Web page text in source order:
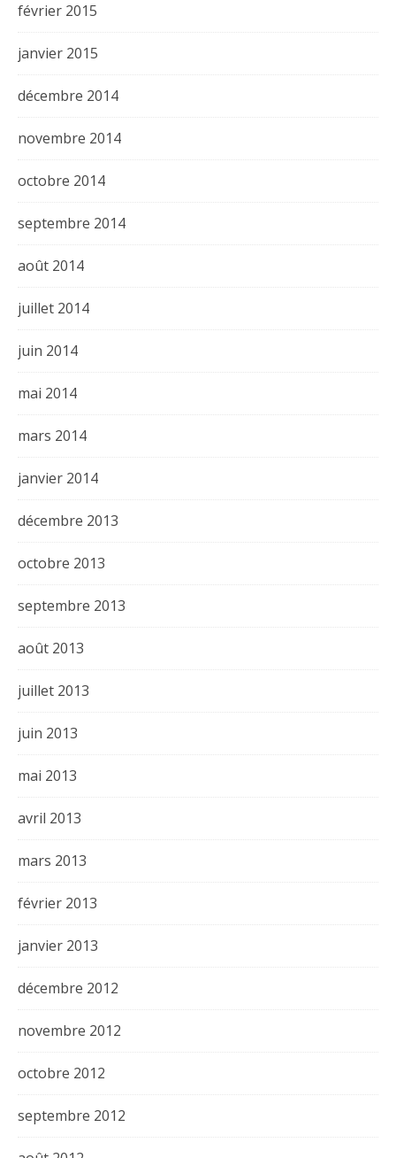
février 2015
janvier 2015
décembre 2014
novembre 2014
octobre 2014
septembre 2014
août 2014
juillet 2014
juin 2014
mai 2014
mars 2014
janvier 2014
décembre 2013
octobre 2013
septembre 2013
août 2013
juillet 2013
juin 2013
mai 2013
avril 2013
mars 2013
février 2013
janvier 2013
décembre 2012
novembre 2012
octobre 2012
septembre 2012